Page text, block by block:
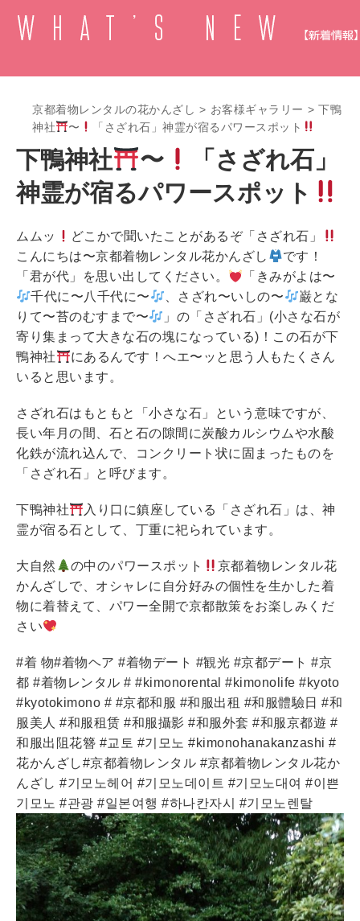
京都着物レンタルの花かんざし > お客様ギャラリー > 下鴨
神社
〜 「さざれ石」神霊が宿るパワースポット
下鴨神社 〜
「さざれ石」
神霊が宿るパワースポット
ムムッ
どこかで聞いたことがあるぞ「さざれ石」
こんにちは〜京都着物レンタル花かんざし
です！
「君が代」を思い出してください。
「きみがよは〜
千代に〜八千代に〜
、さざれ〜いしの〜
巌とな
りて〜苔のむすまで〜
」の「さざれ石」(小さな石が
寄り集まって大きな石の塊になっている)！この石が下
鴨神社
にあるんです！へエ〜ッと思う人もたくさん
いると思います。
さざれ石はもともと「小さな石」という意味ですが、
長い年月の間、石と石の隙間に炭酸カルシウムや水酸
化鉄が流れ込んで、コンクリート状に固まったものを
「さざれ石」と呼びます。
下鴨神社
入り口に鎮座している「さざれ石」は、神
霊が宿る石として、丁重に祀られています。
大自然 の中のパワースポット
京都着物レンタル花
かんざしで、オシャレに自分好みの個性を生かした着
物に着替えて、パワー全開で京都散策をお楽しみくだ
さい
#着 物#着物ヘア #着物デート #観光 #京都デート #京
都 #着物レンタル # #kimonorental #kimonolife #kyoto
#kyotokimono # #京都和服 #和服出租 #和服體驗日 #和
服美人 #和服租赁 #和服攝影 #和服外套 #和服京都遊 #
和服出阻花簪 #교토 #기모노 #kimonohanakanzashi #
花かんざし#京都着物レンタル #京都着物レンタル花か
んざし #기모노헤어 #기모노데이트 #기모노대여 #이쁜
기모노 #관광 #일본여행 #하나칸자시 #기모노렌탈